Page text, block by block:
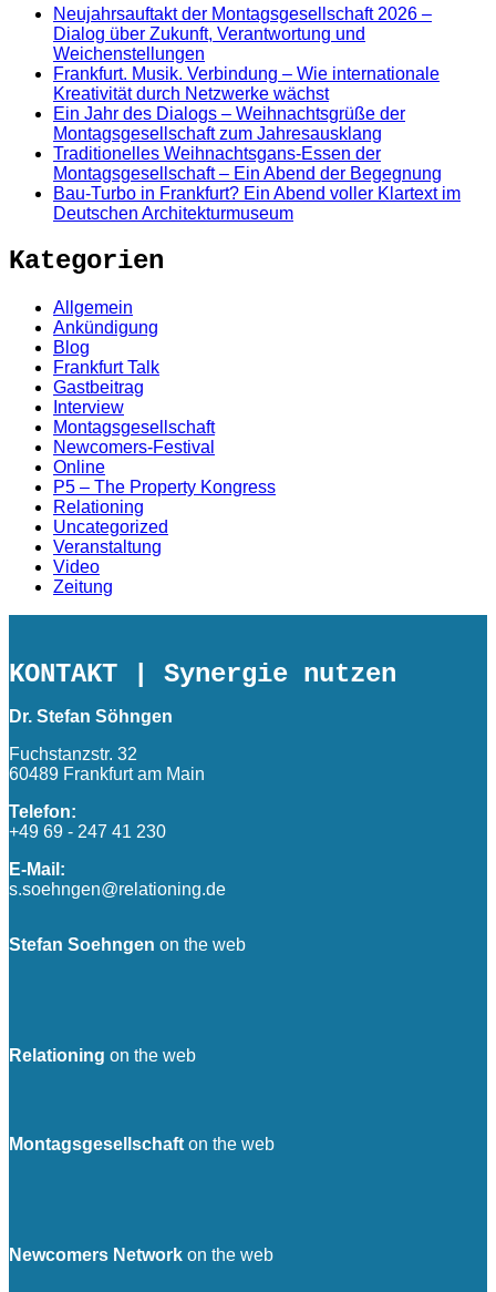
Neujahrsauftakt der Montagsgesellschaft 2026 –
Dialog über Zukunft, Verantwortung und
Weichenstellungen
Frankfurt. Musik. Verbindung – Wie internationale
Kreativität durch Netzwerke wächst
Ein Jahr des Dialogs – Weihnachtsgrüße der
Montagsgesellschaft zum Jahresausklang
Traditionelles Weihnachtsgans-Essen der
Montagsgesellschaft – Ein Abend der Begegnung
Bau-Turbo in Frankfurt? Ein Abend voller Klartext im
Deutschen Architekturmuseum
Kategorien
Allgemein
Ankündigung
Blog
Frankfurt Talk
Gastbeitrag
Interview
Montagsgesellschaft
Newcomers-Festival
Online
P5 – The Property Kongress
Relationing
Uncategorized
Veranstaltung
Video
Zeitung
KONTAKT | Synergie nutzen
Dr. Stefan Söhngen
Fuchstanzstr. 32
60489 Frankfurt am Main
Telefon:
+49 69 - 247 41 230
E-Mail:
s.soehngen@relationing.de
Stefan Soehngen on the web
Relationing on the web
Montagsgesellschaft on the web
Newcomers Network on the web